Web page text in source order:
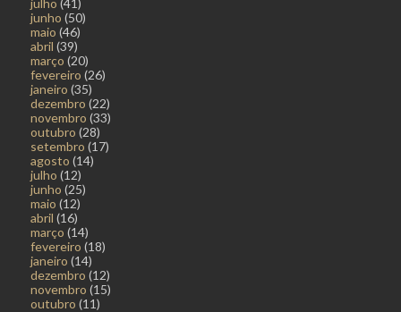
julho (41)
junho (50)
maio (46)
abril (39)
março (20)
fevereiro (26)
janeiro (35)
dezembro (22)
novembro (33)
outubro (28)
setembro (17)
agosto (14)
julho (12)
junho (25)
maio (12)
abril (16)
março (14)
fevereiro (18)
janeiro (14)
dezembro (12)
novembro (15)
outubro (11)